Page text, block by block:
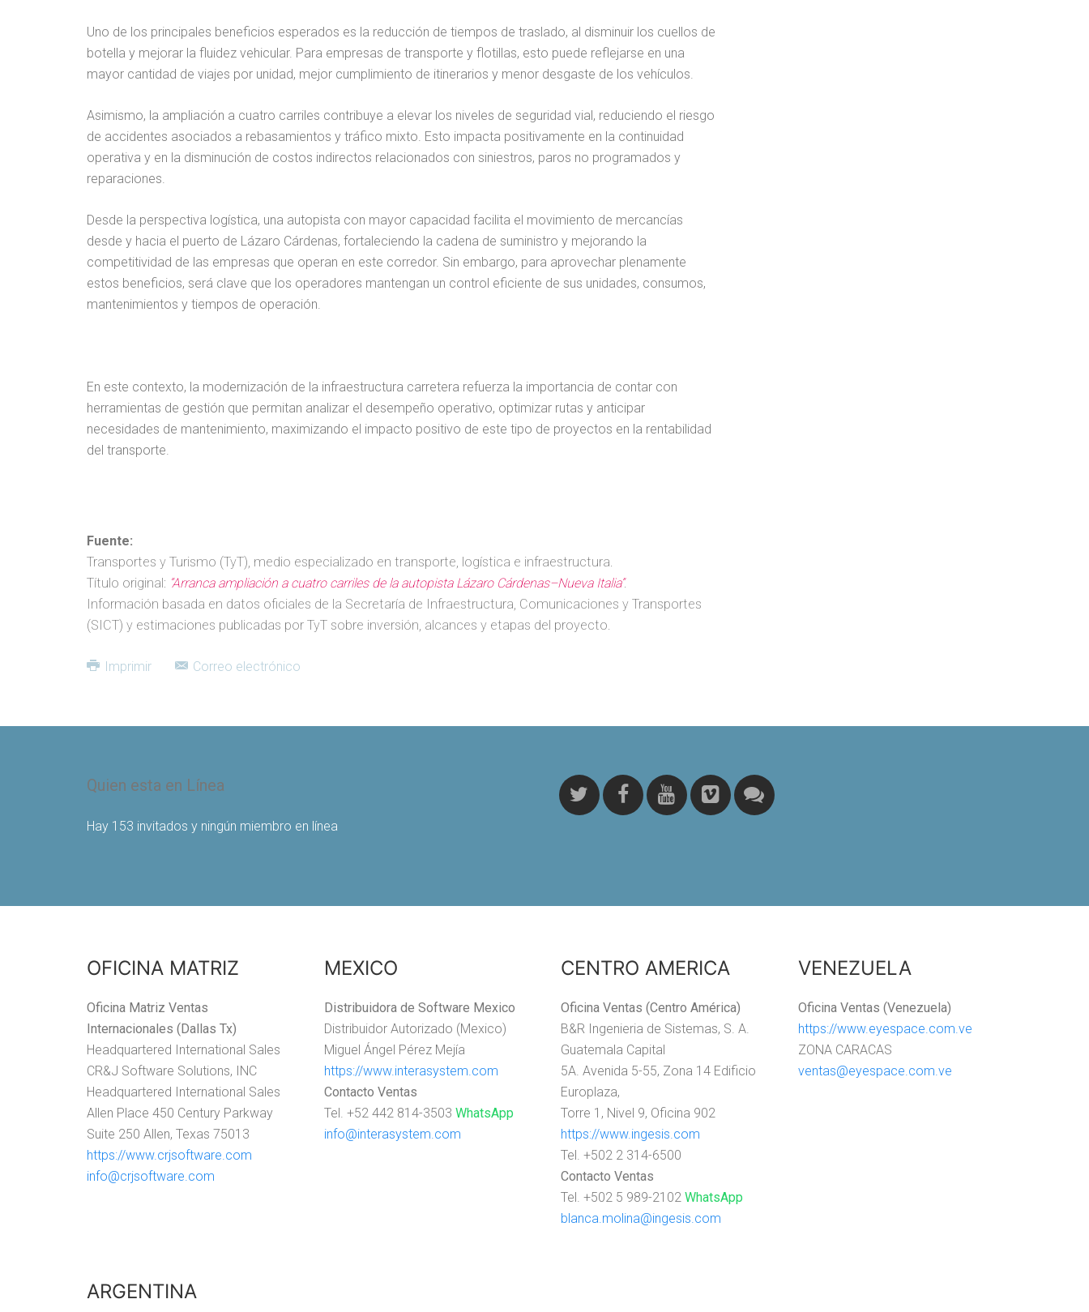
Uno de los principales beneficios esperados es la reducción de tiempos de traslado, al disminuir los cuellos de
botella y mejorar la fluidez vehicular. Para empresas de transporte y flotillas, esto puede reflejarse en una
mayor cantidad de viajes por unidad, mejor cumplimiento de itinerarios y menor desgaste de los vehículos.
Asimismo, la ampliación a cuatro carriles contribuye a elevar los niveles de seguridad vial, reduciendo el riesgo
de accidentes asociados a rebasamientos y tráfico mixto. Esto impacta positivamente en la continuidad
operativa y en la disminución de costos indirectos relacionados con siniestros, paros no programados y
reparaciones.
Desde la perspectiva logística, una autopista con mayor capacidad facilita el movimiento de mercancías
desde y hacia el puerto de Lázaro Cárdenas, fortaleciendo la cadena de suministro y mejorando la
competitividad de las empresas que operan en este corredor. Sin embargo, para aprovechar plenamente
estos beneficios, será clave que los operadores mantengan un control eficiente de sus unidades, consumos,
mantenimientos y tiempos de operación.
En este contexto, la modernización de la infraestructura carretera refuerza la importancia de contar con
herramientas de gestión que permitan analizar el desempeño operativo, optimizar rutas y anticipar
necesidades de mantenimiento, maximizando el impacto positivo de este tipo de proyectos en la rentabilidad
del transporte.
Fuente:
Transportes y Turismo (TyT), medio especializado en transporte, logística e infraestructura.
Título original: “Arranca ampliación a cuatro carriles de la autopista Lázaro Cárdenas–Nueva Italia”.
Información basada en datos oficiales de la Secretaría de Infraestructura, Comunicaciones y Transportes
(SICT) y estimaciones publicadas por TyT sobre inversión, alcances y etapas del proyecto.
Imprimir Correo electrónico
Quien esta en Línea
Hay 153 invitados y ningún miembro en línea
OFICINA MATRIZ
Oficina Matriz Ventas
Internacionales (Dallas Tx)
Headquartered International Sales
CR&J Software Solutions, INC
Headquartered International Sales
Allen Place 450 Century Parkway
Suite 250 Allen, Texas 75013
https://www.crjsoftware.com
info@crjsoftware.com
MEXICO
Distribuidora de Software Mexico
Distribuidor Autorizado (Mexico)
Miguel Ángel Pérez Mejía
https://www.interasystem.com
Contacto Ventas
Tel. +52 442 814-3503 WhatsApp
info@interasystem.com
CENTRO AMERICA
Oficina Ventas (Centro América)
B&R Ingenieria de Sistemas, S. A.
Guatemala Capital
5A. Avenida 5-55, Zona 14 Edificio
Europlaza,
Torre 1, Nivel 9, Oficina 902
https://www.ingesis.com
Tel. +502 2 314-6500
Contacto Ventas
Tel. +502 5 989-2102 WhatsApp
blanca.molina@ingesis.com
VENEZUELA
Oficina Ventas (Venezuela)
https://www.eyespace.com.ve
ZONA CARACAS
ventas@eyespace.com.ve
ARGENTINA